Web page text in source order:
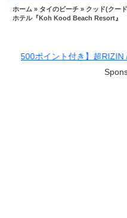
ホーム » タイのビーチ » クッド(クー
ホテル『Koh Kood Beach Resort』
/ 湘南美容クリニック presents